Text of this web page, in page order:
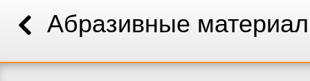
Абразивные